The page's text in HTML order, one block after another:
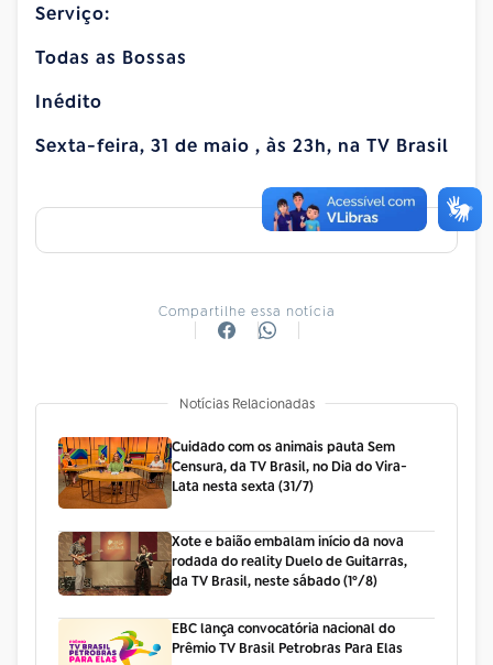
Serviço:
Todas as Bossas
Inédito
Sexta-feira, 31 de maio , às 23h, na TV Brasil
Compartilhe essa notícia
Notícias Relacionadas
Cuidado com os animais pauta Sem
Censura, da TV Brasil, no Dia do Vira-
Lata nesta sexta (31/7)
Xote e baião embalam início da nova
rodada do reality Duelo de Guitarras,
da TV Brasil, neste sábado (1º/8)
EBC lança convocatória nacional do
Prêmio TV Brasil Petrobras Para Elas